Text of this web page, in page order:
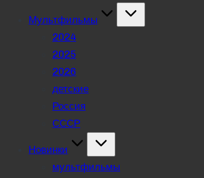
Мультфильмы
2024
2025
2026
детские
Россия
СССР
Новинки
мультфильмы